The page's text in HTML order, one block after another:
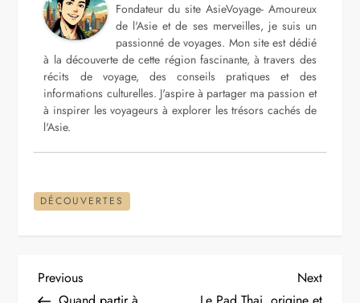
Fondateur du site AsieVoyage- Amoureux
de l'Asie et de ses merveilles, je suis un
passionné de voyages. Mon site est dédié
à la découverte de cette région fascinante, à travers des
récits de voyage, des conseils pratiques et des
informations culturelles. J'aspire à partager ma passion et
à inspirer les voyageurs à explorer les trésors cachés de
l'Asie.
DÉCOUVERTES
N
Previous
Previous
Next
Next